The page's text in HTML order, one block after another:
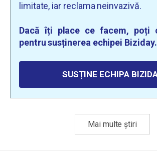
limitate, iar reclama neinvazivă.
Dacă îți place ce facem, poți
pentru susținerea echipei Biziday.
SUSȚINE ECHIPA
Mai multe știri